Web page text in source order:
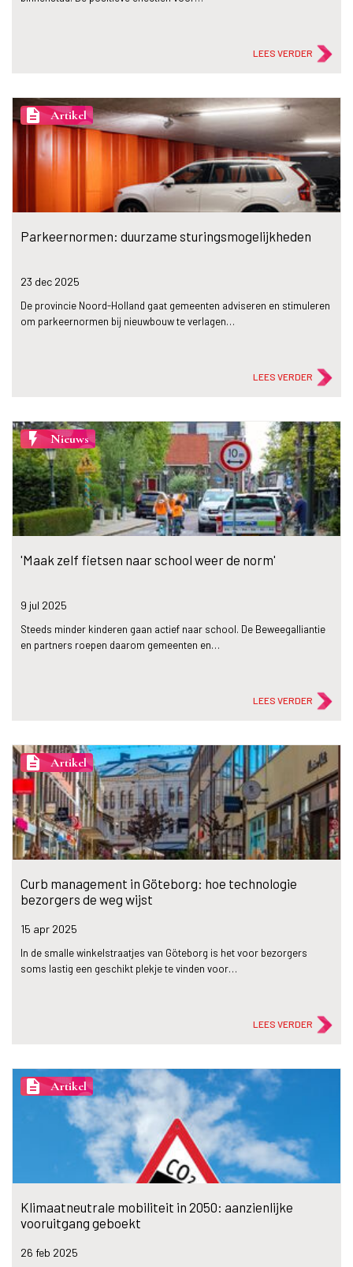
LEES VERDER
description Artikel
Parkeernormen: duurzame sturingsmogelijkheden
23 dec 2025
De provincie Noord-Holland gaat gemeenten adviseren en stimuleren
om parkeernormen bij nieuwbouw te verlagen…
LEES VERDER
flash_on Nieuws
'Maak zelf fietsen naar school weer de norm'
9 jul 2025
Steeds minder kinderen gaan actief naar school. De Beweegalliantie
en partners roepen daarom gemeenten en…
LEES VERDER
description Artikel
Curb management in Göteborg: hoe technologie
bezorgers de weg wijst
15 apr 2025
In de smalle winkelstraatjes van Göteborg is het voor bezorgers
soms lastig een geschikt plekje te vinden voor…
LEES VERDER
description Artikel
Klimaatneutrale mobiliteit in 2050: aanzienlijke
vooruitgang geboekt
26 feb 2025